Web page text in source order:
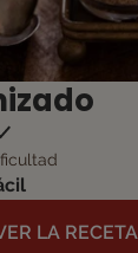
LA RECETA